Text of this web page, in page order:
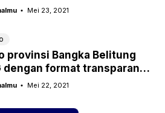
berbagai desain
Mei 23, 2021
provinsi Bangka Belitung
dengan format transparan
HD siap edit
Mei 22, 2021